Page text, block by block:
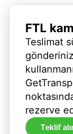
FTL
Teslimat
rezerve
Teklif